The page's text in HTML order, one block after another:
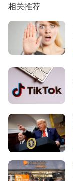
相关推荐